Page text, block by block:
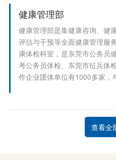
健康管理部
健康管理部是集健康咨询、健
评估与干预等全面健康管理服
康体检科室，是东莞市公务员
考公务员体检、东莞市征兵体
作企业团体单位有1000多家，
查看全